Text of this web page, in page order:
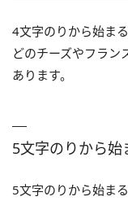
4文字のりから始ま
どのチーズやフラン
あります。
5文字のりから始
5文字のりから始ま